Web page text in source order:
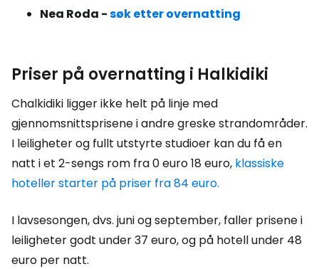
Nea Roda -søk etter overnatting
Priser på overnatting i Halkidiki
Chalkidiki ligger ikke helt på linje med
gjennomsnittsprisene i andre greske strandområder.
I leiligheter og fullt utstyrte studioer kan du få en
natt i et 2-sengs rom fra 0 euro 18 euro, klassiske
hoteller starter på priser fra 84 euro.
I lavsesongen, dvs. juni og september, faller prisene i
leiligheter godt under 37 euro, og på hotell under 48
euro per natt.